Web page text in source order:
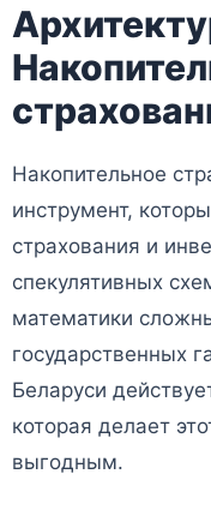
Накопительное
инструмент,
страхования и
спекулятивных
математики
государственных
Беларуси
которая делает
выгодным.